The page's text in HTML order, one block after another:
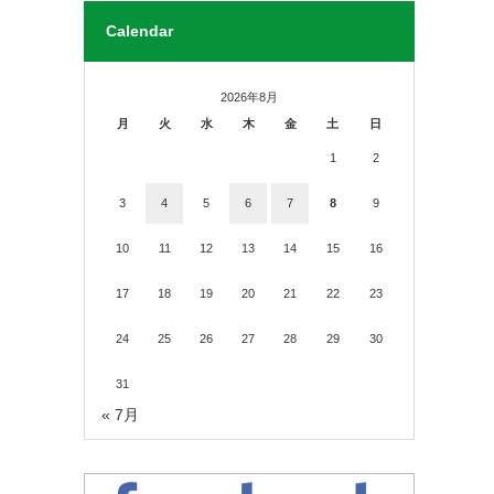
Calendar
2026年8月
月
火 水 木 金 土 日
1 2
3 4 5 6 7 8 9
10 11 12 13 14 15 16
17 18 19 20 21 22 23
24 25 26 27 28 29 30
31
« 7月